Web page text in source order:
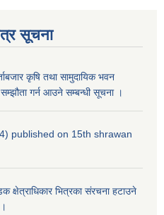
सूचना
कृषि तथा सामुदायिक भवन
गर्न आउने सम्बन्धी सूचना ।
published on 15th shrawan
भित्रका संरचना हटाउने